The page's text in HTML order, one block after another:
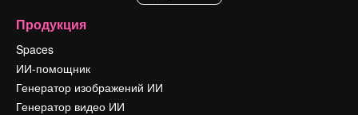
Продукция
Spaces
ИИ-помощник
Генератор изображений ИИ
Генератор видео ИИ